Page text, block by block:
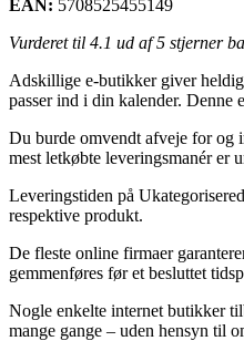
EAN: 5708525455149
Vurderet til 4.1 ud af 5 stjerner
Adskillige e-butikker giver
passer ind i din kalender.
Du burde omvendt afveje for og
mest letkøbte leveringsmanér er
Leveringstiden på
respektive produkt.
De fleste online firmaer
gemmenføres før et besluttet
Nogle enkelte internet butikker
mange gange – uden hensyn til